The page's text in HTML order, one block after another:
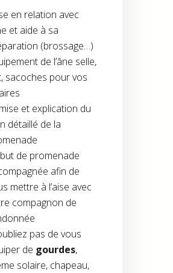
en relation avec
et aide à sa
(brossage…)
de l’âne selle,
sacoches pour vos
et explication du
détaillé de la
de promenade
afin de
mettre à l’aise avec
compagnon de
pas de vous
de gourdes,
solaire, chapeau,